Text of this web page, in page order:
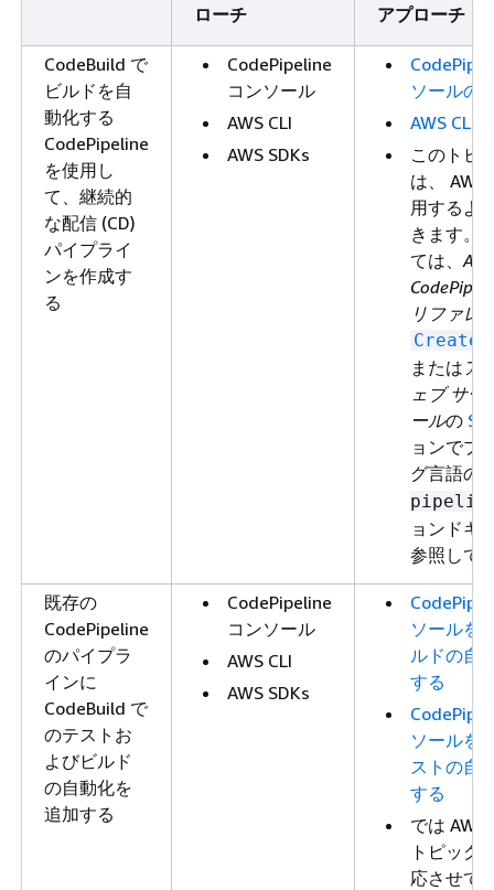
ローチ
アプローチ
CodeBuild で
ビルドを自
動化する
CodePipeline
を使用し
て、継続的
な配信 (CD)
パイプライ
ンを作成す
る
CodePipeline
コンソール
AWS CLI
AWS SDKs
ソールの
AWS CLI
このトピ
は、 AWS
用するよ
きます。
ては、
リファレ
または ア
ェブ サー
ールの
ョンでプ
グ言語の
ョンドキ
参照して
既存の
CodePipeline
のパイプラ
インに
CodeBuild で
のテストお
よびビルド
の自動化を
追加する
CodePipeline
コンソール
AWS CLI
AWS SDKs
ソールを
ルドの自
する
ソールを
ストの自
する
では AWS
トピック
応させて